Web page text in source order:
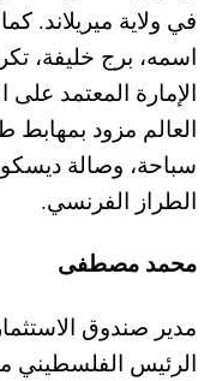
في ولاية ميريلاند.
اسمه، برج خليفة،
الإمارة المعتمد
العالم مزود بمهابط
سباحة، وصالة
الطراز الفرنسي.
محمد مصطفى
مدير صندوق
الرئيس الفلسطيني